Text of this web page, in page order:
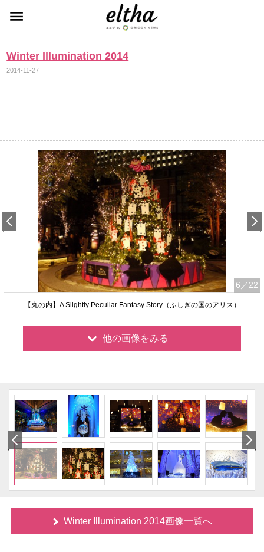
Winter Illumination 2014
2014-11-27
6 ／22
【丸の内】A Slightly Peculiar Fantasy Story（ふしぎの国のアリス）
他の画像をみる
Winter Illumination 2014画像一覧へ